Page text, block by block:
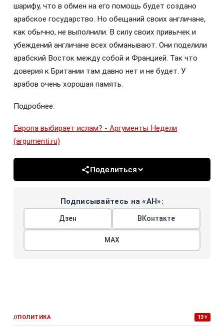
шарифу, что в обмен на его помощь будет создано
арабское государство. Но обещаний своих англичане,
как обычно, не выполнили. В силу своих привычек и
убеждений англичане всех обманывают. Они поделили
арабский Восток между собой и Францией. Так что
доверия к Британии там давно нет и не будет. У
арабов очень хорошая память.
Подробнее:
Европа выбирает ислам? - Аргументы Недели
(argumenti.ru)
Поделиться
Подписывайтесь на «АН»:
Дзен ВКонтакте
МАХ
//ПОЛИТИКА 13+